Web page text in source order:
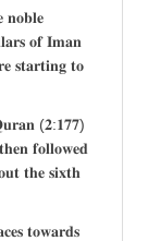
𝐧𝐨𝐛𝐥𝐞
𝐨𝐟 𝐈𝐦𝐚𝐧
𝐬𝐭𝐚𝐫𝐭𝐢𝐧𝐠 𝐭𝐨
(𝟐:𝟏𝟕𝟕)
𝐟𝐨𝐥𝐥𝐨𝐰𝐞𝐝
𝐭𝐡𝐞 𝐬𝐢𝐱𝐭𝐡
𝐭𝐨𝐰𝐚𝐫𝐝𝐬